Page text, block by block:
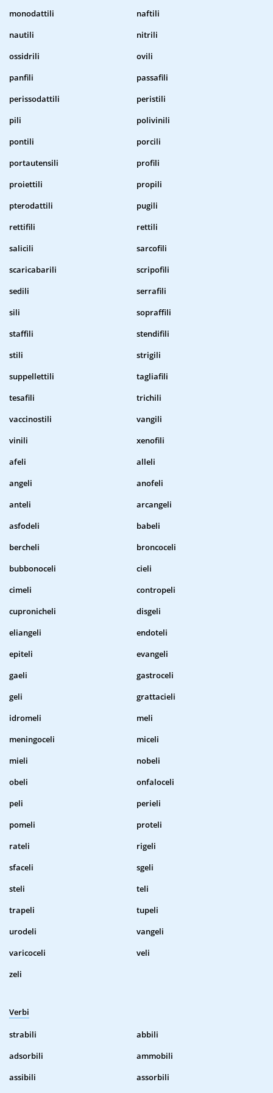
monodattili
naftili
nautili
nitrili
ossidrili
ovili
panfili
passafili
perissodattili
peristili
pili
polivinili
pontili
porcili
portautensili
profili
proiettili
propili
pterodattili
pugili
rettifili
rettili
salicili
sarcofili
scaricabarili
scripofili
sedili
serrafili
sili
sopraffili
staffili
stendifili
stili
strigili
suppellettili
tagliafili
tesafili
trichili
vaccinostili
vangili
vinili
xenofili
afeli
alleli
angeli
anofeli
anteli
arcangeli
asfodeli
babeli
bercheli
broncoceli
bubbonoceli
cieli
cimeli
contropeli
cupronicheli
disgeli
eliangeli
endoteli
epiteli
evangeli
gaeli
gastroceli
geli
grattacieli
idromeli
meli
meningoceli
miceli
mieli
nobeli
obeli
onfaloceli
peli
perieli
pomeli
proteli
rateli
rigeli
sfaceli
sgeli
steli
teli
trapeli
tupeli
urodeli
vangeli
varicoceli
veli
zeli
Verbi
strabili
abbili
adsorbili
ammobili
assibili
assorbili